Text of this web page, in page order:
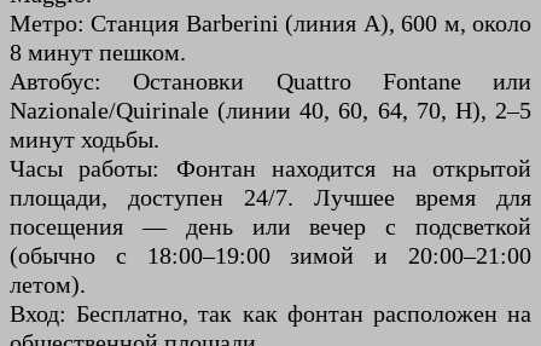
Метро: Станция Barberini (линия A), 600 м, около
8 минут пешком.
Автобус: Остановки Quattro Fontane или
Nazionale/Quirinale (линии 40, 60, 64, 70, H), 2–5
минут ходьбы.
Часы работы: Фонтан находится на открытой
площади, доступен 24/7. Лучшее время для
посещения — день или вечер с подсветкой
(обычно с 18:00–19:00 зимой и 20:00–21:00
летом).
Вход: Бесплатно, так как фонтан расположен на